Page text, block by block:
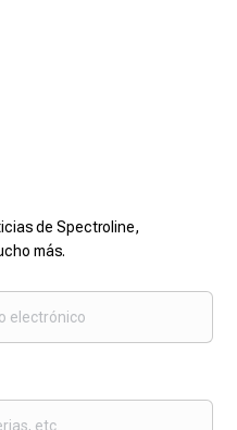
de Spectroline,
más.